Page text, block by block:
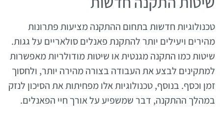
טכנולוגיות חדשות בתחום ההתקנה מציעות פתרונות
מהירים ויעילים יותר להתקנת פאנלים סולאריים על גגות.
שיטות כמו התקנה מגנטית או שיטות מודולריות מאפשרות
למתקינים לבצע את העבודה בצורה מהירה יותר, ולחסוך
זמן וכסף. בנוסף, טכנולוגיות אלו מפחיתות את הסיכון לנזק
במהלך ההתקנה, דבר שמשפיע על אורך חיי הפאנלים.